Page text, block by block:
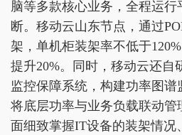
脑等多款核心业务，全程运行
断。移动云山东节点，通过
架，单机柜装架率不低于
提升20%。同时，移动云还自
监控保障系统，构建功率图谱
将底层功率与业务负载联动管
面细致掌握IT设备的装架情况